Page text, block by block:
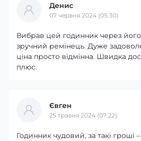
Денис
07 червня 2024 (05:30)
Вибрав цей годинник через
зручний ремінець. Дуже
ціна просто відмінна. Швидка
плюс.
Євген
25 травня 2024 (07:22)
Годинник чудовий, за такі гроші